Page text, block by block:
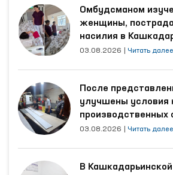
Палаты адвокатов,
министерств и ведомств,
органов, ученые-
представители средств
Омбудсманом
женщины,
насилия в
области
03.08.2026 Читать далее
После
улучшены условия
производственных
трудятся
03.08.2026 Читать далее
В